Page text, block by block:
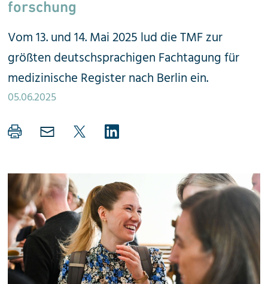
forschung
Vom 13. und 14. Mai 2025 lud die TMF zur
größten deutschsprachigen Fachtagung für
medizinische Register nach Berlin ein.
05.06.2025